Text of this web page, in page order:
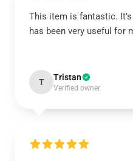
This item is fantastic.
has been very useful for
T Tristan
Verified owner